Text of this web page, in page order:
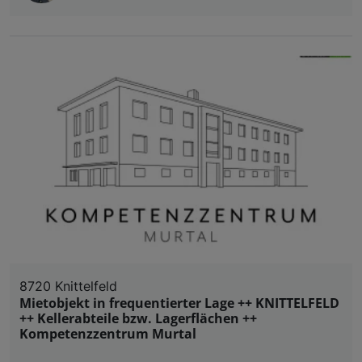
8720 Knittelfeld
Mietobjekt in frequentierter Lage ++ KNITTELFELD
++ Kellerabteile bzw. Lagerflächen ++
Kompetenzzentrum Murtal